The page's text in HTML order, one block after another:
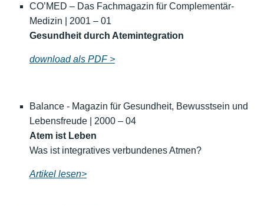
CO’MED – Das Fachmagazin für Complementär-
Medizin | 2001 – 01
Gesundheit durch Atemintegration
download als PDF >
Balance - Magazin für Gesundheit, Bewusstsein und
Lebensfreude | 2000 – 04
Atem ist Leben
Was ist integratives verbundenes Atmen?
Artikel lesen>